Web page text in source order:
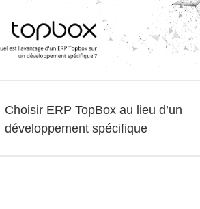
Choisir ERP TopBox au lieu d’un
développement spécifique